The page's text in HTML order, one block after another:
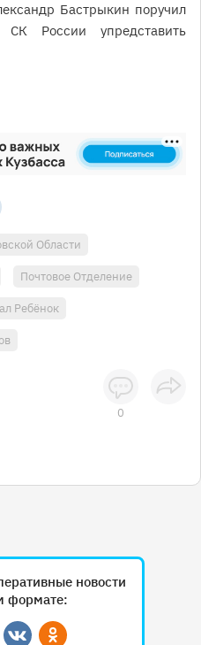
Бастрыкин поручил
СК России упредставить
Области
Почтовое Отделение
Ребёнок
0
новости
формате: